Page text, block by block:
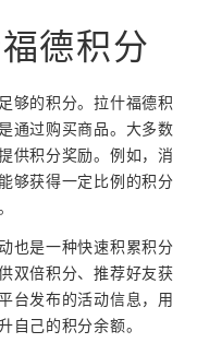
德积分
够的积分。拉什福德积
通过购买商品。大多数
供积分奖励。例如，消
够获得一定比例的积分
也是一种快速积累积分
双倍积分、推荐好友获
台发布的活动信息，用
自己的积分余额。